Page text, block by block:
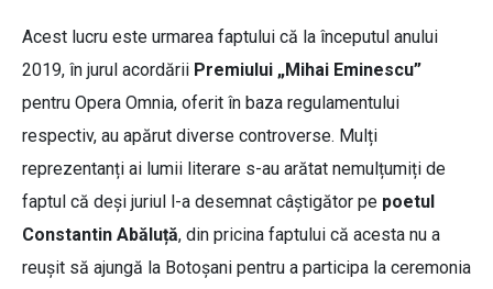
Acest lucru este urmarea faptului că la începutul anului
2019, în jurul acordării Premiului „Mihai Eminescu”
pentru Opera Omnia, oferit în baza regulamentului
respectiv, au apărut diverse controverse. Mulți
reprezentanți ai lumii literare s-au arătat nemulțumiți de
faptul că deși juriul l-a desemnat câștigător pe poetul
Constantin Abăluță, din pricina faptului că acesta nu a
reușit să ajungă la Botoșani pentru a participa la ceremonia